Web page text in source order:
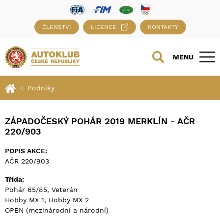
ČLENSTVÍ LICENCE KONTAKTY
MENU
Podniky
ZÁPADOČESKÝ POHÁR 2019 MERKLÍN - AČR
220/903
POPIS AKCE:
AČR 220/903
Třída:
Pohár 65/85, Veterán
Hobby MX 1, Hobby MX 2
OPEN (mezinárodní a národní)